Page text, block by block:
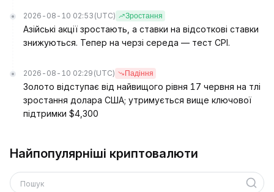
2026-08-10 02:53 (UTC) Зростання
Азійські акції зростають, а ставки на відсоткові ставки
знижуються. Тепер на черзі середа — тест CPI.
2026-08-10 02:29 (UTC) Падіння
Золото відступає від найвищого рівня 17 червня на тлі
зростання долара США; утримується вище ключової
підтримки $4,300
Найпопулярніші криптовалюти
Пошук